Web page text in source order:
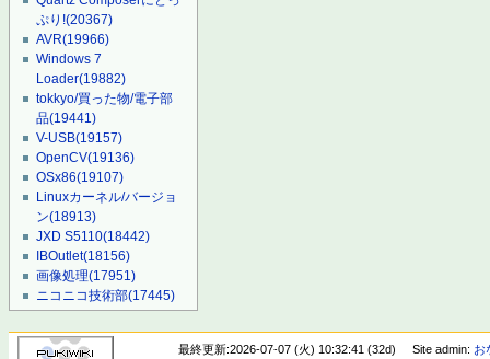
ぷり!(20367)
AVR(19966)
Windows 7
Loader(19882)
tokkyo/買った物/電子部
品(19441)
V-USB(19157)
OpenCV(19136)
OSx86(19107)
Linuxカーネル/バージョ
ン(18913)
JXD S5110(18442)
IBOutlet(18156)
画像処理(17951)
ニコニコ技術部(17445)
最終更新:2026-07-07 (火) 10:32:41 (32d) Site admin: お